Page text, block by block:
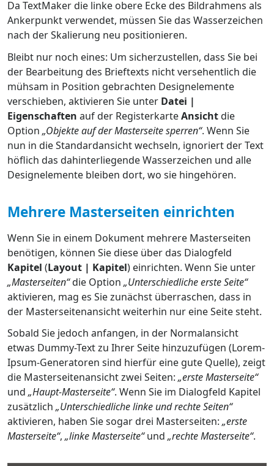
Da TextMaker die linke obere Ecke des Bildrahmens als
Ankerpunkt verwendet, müssen Sie das Wasserzeichen
nach der Skalierung neu positionieren.
Bleibt nur noch eines: Um sicherzustellen, dass Sie bei
der Bearbeitung des Brieftexts nicht versehentlich die
mühsam in Position gebrachten Designelemente
verschieben, aktivieren Sie unter Datei |
Eigenschaften auf der RegisterkarteAnsichtdie
Option „Objekte auf der Masterseite sperren“. Wenn Sie
nun in die Standardansicht wechseln, ignoriert der Text
höflich das dahinterliegende Wasserzeichen und alle
Designelemente bleiben dort, wo sie hingehören.
Mehrere Masterseiten einrichten
Wenn Sie in einem Dokument mehrere Masterseiten
benötigen, können Sie diese über das Dialogfeld
Kapitel (Layout | Kapitel) einrichten. Wenn Sie unter
„Masterseiten“die Option „Unterschiedliche erste Seite“
aktivieren, mag es Sie zunächst überraschen, dass in
der Masterseitenansicht weiterhin nur eine Seite steht.
Sobald Sie jedoch anfangen, in der Normalansicht
etwas Dummy-Text zu Ihrer Seite hinzuzufügen (Lorem-
Ipsum-Generatoren sind hierfür eine gute Quelle), zeigt
die Masterseitenansicht zwei Seiten: „erste Masterseite“
und „Haupt-Masterseite“. Wenn Sie im Dialogfeld Kapitel
zusätzlich „Unterschiedliche linke und rechte Seiten“
aktivieren, haben Sie sogar drei Masterseiten: „erste
Masterseite“, „linke Masterseite“und „rechte Masterseite“.